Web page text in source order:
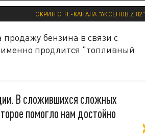
СКРИН С ТГ-КАНАЛА "АКСЁНОВ Z 82"
бензина в связи с
продлится "топливный
В сложившихся сложных
помогло нам достойно